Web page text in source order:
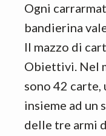
Ogni
bandierina
Il mazzo di
Obiettivi. Nel
sono 42
insieme ad un
delle tre armi